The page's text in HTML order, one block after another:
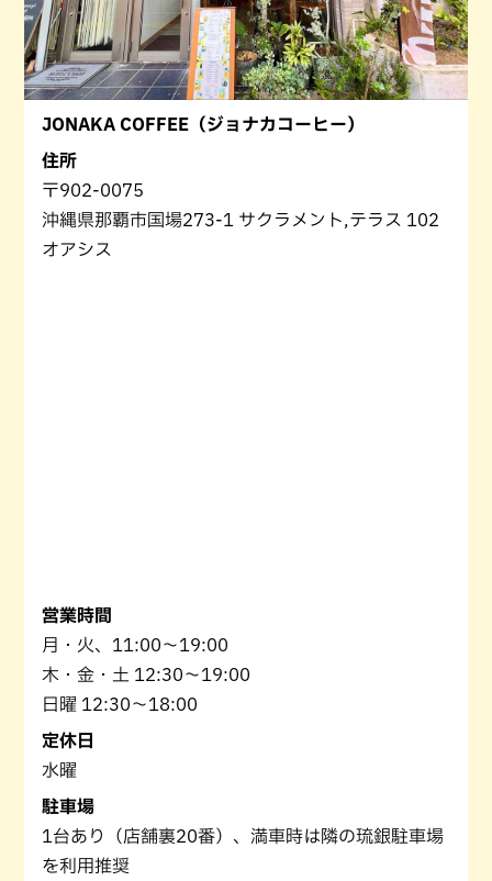
JONAKA COFFEE（ジョナカコーヒー）
住所
〒902-0075
沖縄県那覇市国場273-1 サクラメント,テラス 102
オアシス
営業時間
月・火、11:00〜19:00
木・金・土 12:30〜19:00
日曜 12:30〜18:00
定休日
水曜
駐車場
1台あり（店舗裏20番）、満車時は隣の琉銀駐車場
を利用推奨